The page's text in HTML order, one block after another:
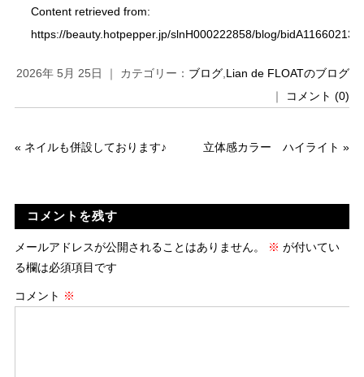
Content retrieved from:
https://beauty.hotpepper.jp/slnH000222858/blog/
2026年 5月 25日 ｜ カテゴリー： ブログ Lian de FLOATのブログ
｜
コメント (0)
« ネイルも併設しております♪ 立体感カラー ハイライト »
コメントを残す
メールアドレスが公開されることはありません。 ※ が付いてい
る欄は必須項目です
コメント ※